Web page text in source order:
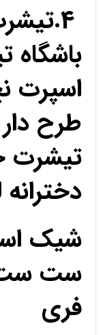
اسپرت
طرح
تیشرت
شیک
ست ست
فری